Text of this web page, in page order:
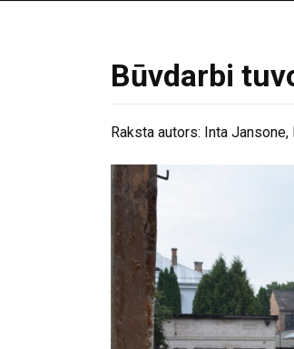
Būvdarbi
Raksta autors: Inta